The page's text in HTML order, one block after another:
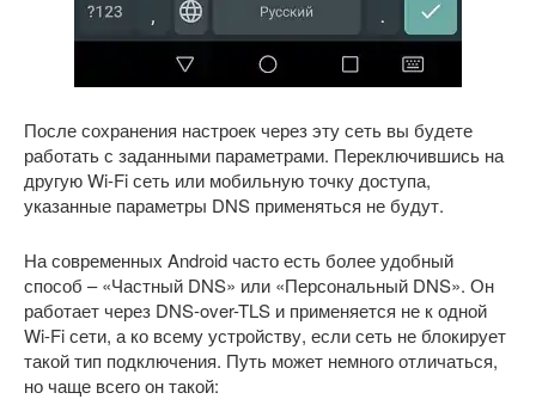
После сохранения настроек через эту сеть вы будете
работать с заданными параметрами. Переключившись на
другую Wi-Fi сеть или мобильную точку доступа,
указанные параметры DNS применяться не будут.
На современных Android часто есть более удобный
способ – «Частный DNS» или «Персональный DNS». Он
работает через DNS-over-TLS и применяется не к одной
Wi-Fi сети, а ко всему устройству, если сеть не блокирует
такой тип подключения. Путь может немного отличаться,
но чаще всего он такой: